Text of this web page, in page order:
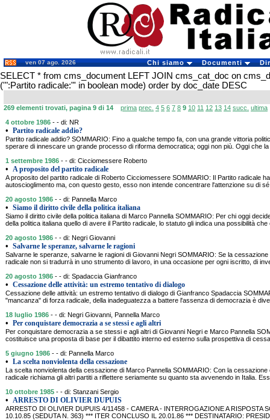
ven 07 ago. 2026 Chi siamo Documenti
SELECT * from cms_document LEFT JOIN cms_cat_doc on
('":Partito radicale:"' in boolean mode) order by doc_date DESC
269 elementi trovati, pagina 9 di 14 prima prec. 4 5 6 7 8 9 10 11 12 13 14 succ. ultima
4 ottobre 1986 - - di: NR
• Partito radicale addio?
Partito radicale addio? SOMMARIO: Fino a qualche tempo fa, con una grande vittoria
sperare di innescare un grande processo di riforma democratica; oggi non più. Oggi che
1 settembre 1986 - - di: Cicciomessere Roberto
• A proposito del partito radicale
A proposito del partito radicale di Roberto Cicciomessere SOMMARIO: Il Partito radicale
autoscioglimento ma, con questo gesto, esso non intende concentrare l'attenzione su di
20 agosto 1986 - - di: Pannella Marco
• Siamo il diritto civile della politica italiana
Siamo il diritto civile della politica italiana di Marco Pannella SOMMARIO: Per chi oggi
della politica italiana quello di avere il Partito radicale, lo statuto gli indica una possibilità
20 agosto 1986 - - di: Negri Giovanni
• Salvarne le speranze, salvarne le ragioni
Salvarne le speranze, salvarne le ragioni di Giovanni Negri SOMMARIO: Se la cessazione
radicale non si tradurrà in uno strumento di lavoro, in una occasione per ogni iscritto, di
20 agosto 1986 - - di: Spadaccia Gianfranco
• Cessazione delle attività: un estremo tentativo di dialogo
Cessazione delle attività: un estremo tentativo di dialogo di Gianfranco Spadaccia
"mancanza" di forza radicale, della inadeguatezza a battere l'assenza di democrazia è
18 luglio 1986 - - di: Negri Giovanni, Pannella Marco
• Per conquistare democrazia a se stessi e agli altri
Per conquistare democrazia a se stessi e agli altri di Giovanni Negri e Marco Pannella
costituisce una proposta di base per il dibattito interno ed esterno sulla prospettiva di
5 giugno 1986 - - di: Pannella Marco
• La scelta nonviolenta della cessazione
La scelta nonviolenta della cessazione di Marco Pannella SOMMARIO: Con la cessazione
radicale richiama gli altri partiti a riflettere seriamente su quanto sta avvenendo in Italia.
10 ottobre 1985 - - di: Stanzani Sergio
• ARRESTO DI OLIVIER DUPUIS
ARRESTO DI OLIVIER DUPUIS 4/11458 - CAMERA - INTERROGAZIONE A RISPOSTA
10.10.85 (SEDUTA N. 363) *** ITER CONCLUSO IL 20.01.86 *** DESTINATARIO: